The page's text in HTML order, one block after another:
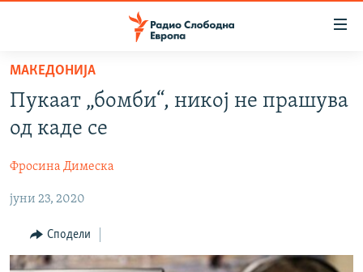
Оди
содржината
Оди
главната
Премини
СВЕТ
ВЕСТИ
ШТО ТРЕБА ДА ЗНАЕТЕ
ПРИЈАВИ СЕ ЗА ЊУЗЛЕТЕР
ПОДКАСТ ЗОШТО?
МАКЕДОНИЈА
Пукаат „бомби“, никој не прашува
од каде се
Фросина Димеска
јуни 23, 2020
Сподели